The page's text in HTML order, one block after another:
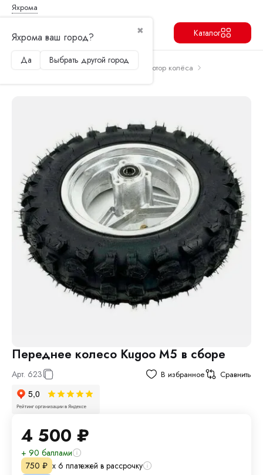
Яхрома
✖
Яхрома ваш город?
Да Выбрать другой город
Каталог
Главная Запчасти и аксессуары
Мотор колёса
Переднее колесо Kugoo M5 в сборе
Арт. 623 В избранное Сравнить
4 500 ₽
+ 90 баллами
750 ₽ х 6 платежей в рассрочку
Продолжить Перейти в корзину